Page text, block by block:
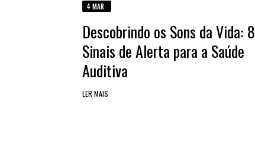
4 MAR
Descobrindo os Sons da Vida: 8
Sinais de Alerta para a Saúde
Auditiva
LER MAIS